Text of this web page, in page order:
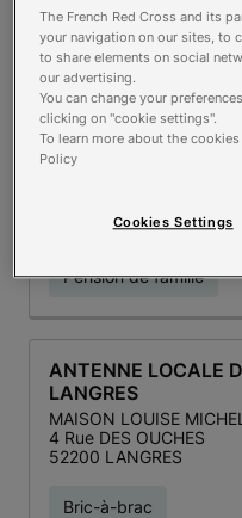
5 Boulevard ARISTIDE
33500 LIBOURNE
Ouvert aujourd'hui
PENSION DE FAMILLE
7 Rue DU PALAIS DE
66500 PRADES
Pension de famille
ANTENNE LOCALE
LANGRES
MAISON LOUISE MICHEL
4 Rue DES OUCHES
52200 LANGRES
Bric-à-brac
The French Red Cross and its
your navigation on our sites, to
to share elements on social
our advertising.
You can change your
clicking on "cookie settings".
To learn more about the
Policy
Cookies Settings